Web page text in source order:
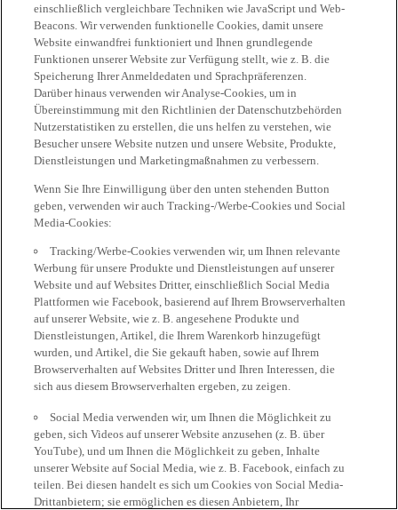
einschließlich vergleichbare Techniken wie JavaScript und Web-
Beacons. Wir verwenden funktionelle Cookies, damit unsere
Website einwandfrei funktioniert und Ihnen grundlegende
Funktionen unserer Website zur Verfügung stellt, wie z. B. die
Speicherung Ihrer Anmeldedaten und Sprachpräferenzen.
Darüber hinaus verwenden wir Analyse-Cookies, um in
Übereinstimmung mit den Richtlinien der Datenschutzbehörden
Nutzerstatistiken zu erstellen, die uns helfen zu verstehen, wie
Besucher unsere Website nutzen und unsere Website, Produkte,
Dienstleistungen und Marketingmaßnahmen zu verbessern.
Wenn Sie Ihre Einwilligung über den unten stehenden Button
geben, verwenden wir auch Tracking-/Werbe-Cookies und Social
Media-Cookies:
Tracking/Werbe-Cookies verwenden wir, um Ihnen relevante
Werbung für unsere Produkte und Dienstleistungen auf unserer
Website und auf Websites Dritter, einschließlich Social Media
Plattformen wie Facebook, basierend auf Ihrem Browserverhalten
auf unserer Website, wie z. B. angesehene Produkte und
Dienstleistungen, Artikel, die Ihrem Warenkorb hinzugefügt
wurden, und Artikel, die Sie gekauft haben, sowie auf Ihrem
Browserverhalten auf Websites Dritter und Ihren Interessen, die
sich aus diesem Browserverhalten ergeben, zu zeigen.
Social Media verwenden wir, um Ihnen die Möglichkeit zu
geben, sich Videos auf unserer Website anzusehen (z. B. über
YouTube), und um Ihnen die Möglichkeit zu geben, Inhalte
unserer Website auf Social Media, wie z. B. Facebook, einfach zu
teilen. Bei diesen handelt es sich um Cookies von Social Media-
Drittanbietern; sie ermöglichen es diesen Anbietern, Ihr